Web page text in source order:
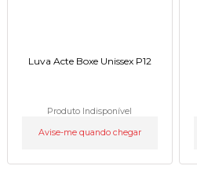
Luva Acte Boxe Unissex P12
Produto Indisponível
Avise-me quando chegar